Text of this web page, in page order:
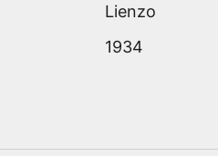
Lienzo
1934